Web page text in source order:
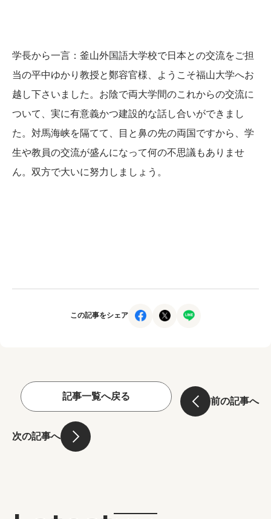
学長から一言：釜山外国語大学校で日本との交流をご担
当の平中ゆかり教授と鄭容官様、ようこそ福山大学へお
越し下さいました。お陰で両大学間のこれからの交流に
ついて、実に有意義かつ建設的な話し合いができまし
た。対馬海峡を隔てて、目と鼻の先の両国ですから、学
生や教員の交流が盛んになって何の不思議もありませ
ん。双方で大いに努力しましょう。
この記事をシェア
前の記事へ
記事一覧へ戻る
次の記事へ